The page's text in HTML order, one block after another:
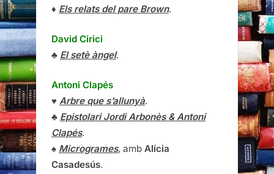
♦ Els relats del pare Brown.
David Cirici
♣ El setè àngel.
Antoni Clapés
♥ Arbre que s’allunyà.
♣ Epistolari Jordi Arbonès & Antoni
Clapés.
♠ Microgrames, amb Alícia
Casadesús.